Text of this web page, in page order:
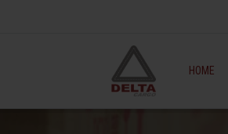
HOME